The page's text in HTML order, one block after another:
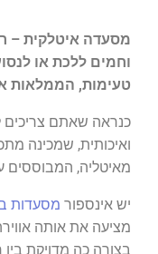
מסעדה איטלקית –
וחמים ללכת או
טעימות, הממלאות
כנראה שאתם צריכים
ואיכותית, שמכינה
מאיטליה, המבוססים
יש אינספור מסעדות
מציעה את אותה
בצורה כה מדויקת